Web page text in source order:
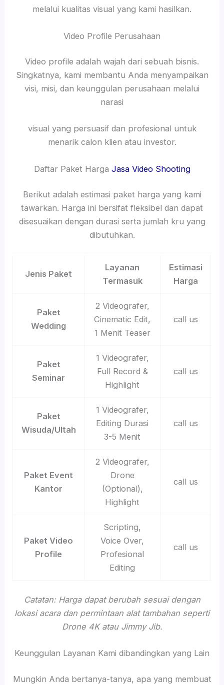
melalui kualitas visual yang kami hasilkan.
Video Profile Perusahaan
Video profile adalah wajah dari sebuah bisnis.
Singkatnya, kami membantu Anda menyampaikan
visi, misi, dan keunggulan perusahaan melalui
narasi
visual yang persuasif dan profesional untuk
menarik calon klien atau investor.
Daftar Paket Harga Jasa Video Shooting
Berikut adalah estimasi paket harga yang kami
tawarkan. Harga ini bersifat fleksibel dan dapat
disesuaikan dengan durasi serta jumlah kru yang
dibutuhkan.
Jenis Paket
Layanan
Termasuk
Estimasi
Harga
Paket
Wedding
2 Videografer,
Cinematic Edit,
1 Menit Teaser
call us
Paket
Seminar
1 Videografer,
Full Record &
Highlight
call us
Paket
Wisuda/Ultah
1 Videografer,
Editing Durasi
3-5 Menit
call us
Paket Event
Kantor
2 Videografer,
Drone
(Optional),
Highlight
call us
Paket Video
Profile
Scripting,
Voice Over,
Profesional
Editing
call us
Catatan: Harga dapat berubah sesuai dengan
lokasi acara dan permintaan alat tambahan seperti
Drone 4K atau Jimmy Jib.
Keunggulan Layanan Kami dibandingkan yang Lain
Mungkin Anda bertanya-tanya, apa yang membuat